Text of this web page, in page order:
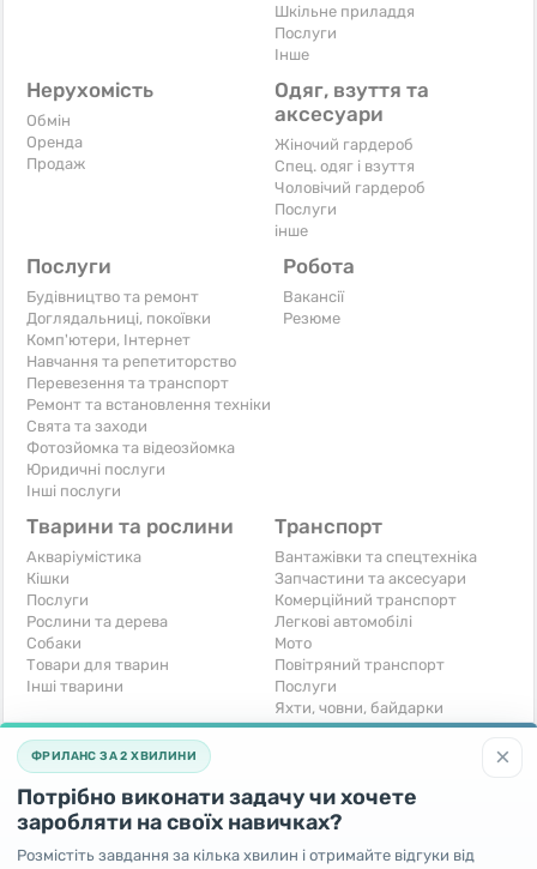
Шкільне приладдя
Послуги
Iнше
Нерухомість
Обмін
Оренда
Продаж
Одяг, взуття та
аксесуари
Жіночий гардероб
Спец. одяг і взуття
Чоловічий гардероб
Послуги
інше
Послуги
Будівництво та ремонт
Доглядальниці, покоївки
Комп'ютери, Інтернет
Навчання та репетиторство
Перевезення та транспорт
Ремонт та встановлення техніки
Свята та заходи
Фотозйомка та відеозйомка
Юридичні послуги
Інші послуги
Робота
Вакансії
Резюме
Тварини та рослини
Акваріумістика
Кішки
Послуги
Рослини та дерева
Собаки
Товари для тварин
Інші тварини
Транспорт
Вантажівки та спецтехніка
Запчастини та аксесуари
Комерційний транспорт
Легкові автомобілі
Мото
Повітряний транспорт
Послуги
Яхти, човни, байдарки
Інші транспортні засоби
Хобі та відпочинок
Книги та журнали
Музичні інструменти
Полювання та рибальство
Спорт і відпочинок
Готовий бізнес
Устаткування для бізнесу
Iнше
×
ФРИЛАНС ЗА 2 ХВИЛИНИ
Потрібно виконати задачу чи хочете
заробляти на своїх навичках?
Розмістіть завдання за кілька хвилин і отримайте відгуки від